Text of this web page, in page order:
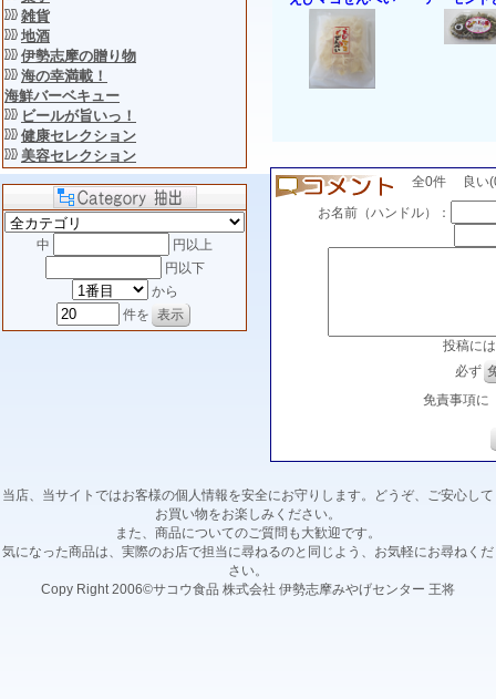
雑貨
地酒
伊勢志摩の贈り物
海の幸満載！
海鮮バーベキュー
ビールが旨いっ！
健康セレクション
美容セレクション
中
円以上
円以下
から
件を
全0件 良い
お名前（ハンドル）：
投稿に
必ず
免責事項に
当店、当サイトではお客様の個人情報を安全にお守りします。どうぞ、ご安心して
お買い物をお楽しみください。
また、商品についてのご質問も大歓迎です。
気になった商品は、実際のお店で担当に尋ねるのと同じよう、お気軽にお尋ねくだ
さい。
Copy Right 2006©サコウ食品 株式会社 伊勢志摩みやげセンター 王将